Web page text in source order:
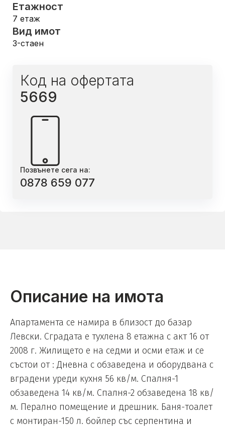
Етажност
7 етаж
Вид имот
3-стаен
Код на офертата
5669
Позвънете сега на:
0878 659 077
Описание на имота
Апартамента се намира в близост до базар
Левски. Сградата е тухлена 8 етажна с акт 16 от
2008 г. Жилището е на седми и осми етаж и се
състои от : Дневна с обзаведена и оборудвана с
вградени уреди кухня 56 кв/м. Спалня-1
обзаведена 14 кв/м. Спалня-2 обзаведена 18 кв/
м. Перално помещение и дрешник. Баня-тоалет
с монтиран-150 л. бойлер със серпентина и